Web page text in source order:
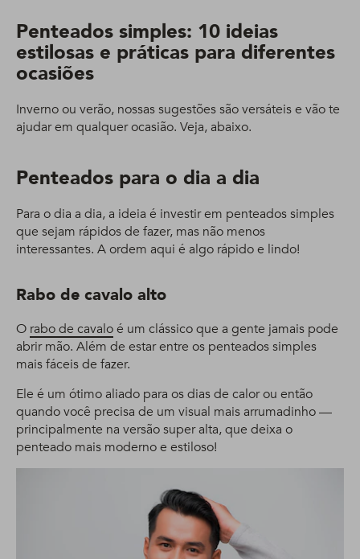
Penteados simples: 10 ideias
estilosas e práticas para diferentes
ocasiões
Inverno ou verão, nossas sugestões são versáteis e vão te
ajudar em qualquer ocasião. Veja, abaixo.
Penteados para o dia a dia
Para o dia a dia, a ideia é investir em penteados simples
que sejam rápidos de fazer, mas não menos
interessantes. A ordem aqui é algo rápido e lindo!
Rabo de cavalo alto
O rabo de cavaloé um clássico que a gente jamais pode
abrir mão. Além de estar entre os penteados simples
mais fáceis de fazer.
Ele é um ótimo aliado para os dias de calor ou então
quando você precisa de um visual mais arrumadinho —
principalmente na versão super alta, que deixa o
penteado mais moderno e estiloso!